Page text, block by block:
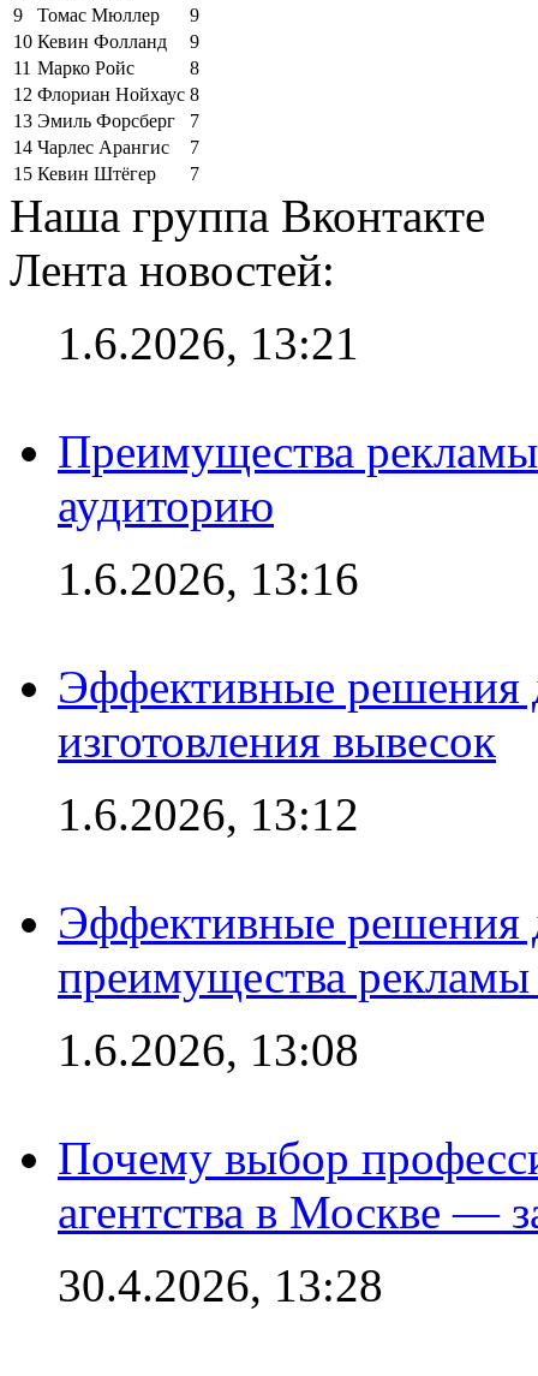
9
Томас Мюллер
9
10 Кевин Фолланд
9
11 Марко Ройс
8
12 Флориан Нойхаус 8
13 Эмиль Форсберг
7
14 Чарлес Арангис
7
15 Кевин Штёгер 7
Наша группа Вконтакте
Лента новостей:
1.6.2026, 13:21
Преимущества
аудиторию
1.6.2026, 13:16
Эффективные решения
изготовления вывесок
1.6.2026, 13:12
Эффективные решения
преимущества рекламы
1.6.2026, 13:08
Почему выбор
агентства в Москве —
30.4.2026, 13:28